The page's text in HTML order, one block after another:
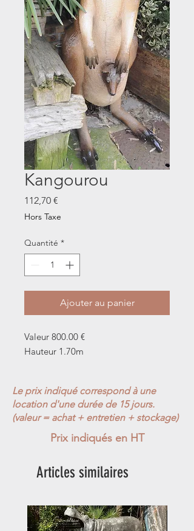
Kangourou
112,70 €
Hors Taxe
Quantité *
Ajouter au panier
Valeur 800.00 €
Hauteur 1.70m
Le prix indiqué correspond à une
location d'une durée de 15 jours.
(valeur = achat + entretien + stockage)
Prix indiqués en HT
Articles similaires